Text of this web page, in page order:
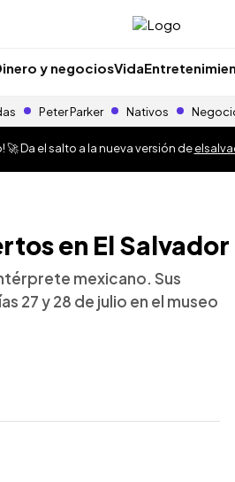
y negociosVida
Peter Parker Nativos
Da el salto a la nueva versión de
en El Salvador
mexicano. Sus
27 y 28 de julio en el museo